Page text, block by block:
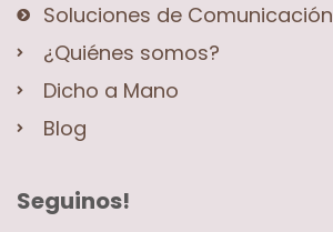
Soluciones de Comunicación
¿Quiénes somos?
Dicho a Mano
Blog
Seguinos!